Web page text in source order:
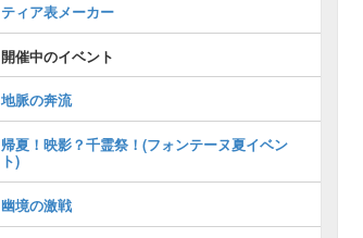
ティア表メーカー
開催中のイベント
地脈の奔流
帰夏！映影？千霊祭！(フォンテーヌ夏イベン
ト)
幽境の激戦